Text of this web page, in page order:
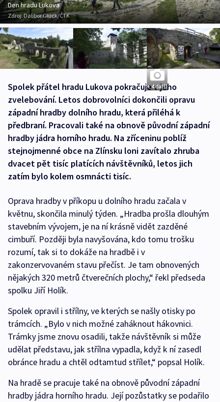
Den hradu Lukova
Zdroj: Dalibor Glück/ČTK
+ 4 další
Spolek přátel hradu Lukova pokračuje v jeho
zvelebování. Letos dobrovolníci dokončili opravu
západní hradby dolního hradu, která přiléhá k
předbraní. Pracovali také na obnově původní západní
hradby jádra horního hradu. Na zříceninu poblíž
stejnojmenné obce na Zlínsku loni zavítalo zhruba
dvacet pět tisíc platících návštěvníků, letos jich
zatím bylo kolem osmnácti tisíc.
Oprava hradby v příkopu u dolního hradu začala v
květnu, skončila minulý týden. „Hradba prošla dlouhým
stavebním vývojem, je na ní krásně vidět zazděné
cimbuří. Později byla navyšována, kdo tomu trošku
rozumí, tak si to dokáže na hradbě i v
zakonzervovaném stavu přečíst. Je tam obnovených
nějakých 320 metrů čtverečních plochy,“ řekl předseda
spolku Jiří Holík.
Spolek opravil i střílny, ve kterých se našly otisky po
trámcích. „Bylo v nich možné zaháknout hákovnici.
Trámky jsme znovu osadili, takže návštěvník si může
udělat představu, jak střílna vypadla, když k ní zasedl
obránce hradu a chtěl odtamtud střílet,“ popsal Holík.
Na hradě se pracuje také na obnově původní západní
hradby jádra horního hradu. Její pozůstatky se podařilo